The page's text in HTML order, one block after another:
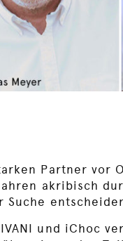
Partner vor
akribisch
Suche
und iChoc